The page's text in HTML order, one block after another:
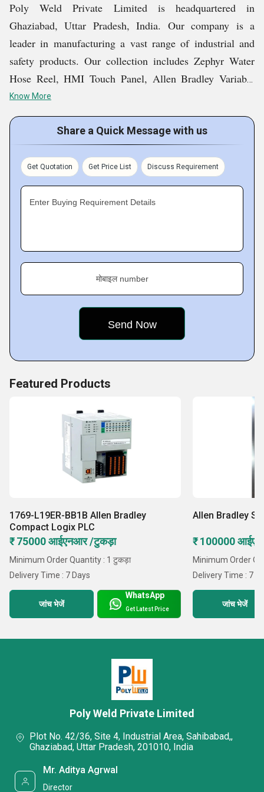
Poly Weld Private Limited is headquartered in
Ghaziabad, Uttar Pradesh, India. Our company is a
leader in manufacturing a vast range of industrial and
safety products. Our collection includes Zephyr Water
Hose Reel, HMI Touch Panel, Allen Bradley Variable
Frequency Drives, etc. We have carefully selected our
partners to procure the products that are worth our
customers money. Right from our very first deal in 2007,
we have been successful in attaining optimal client
satisfaction and are working hard to maintain this track
record in future too.
Know More
Share a Quick Message with us
Get Quotation Get Price List Discuss Requirement
Enter Buying Requirement Details
मोबाइल number
Featured Products
1769-L19ER-BB1B Allen Bradley
Compact Logix PLC
₹ 75000 आईएनआर /टुकड़ा
Minimum Order Quantity : 1 टुकड़ा
Delivery Time : 7 Days
जांच भेजें
WhatsApp
Get Latest Price
Allen Bradley
₹ 100000
Minimum Order
Delivery Time : 7
जांच भेजें
Poly Weld Private Limited
Plot No. 42/36, Site 4, Industrial Area, Sahibabad,,
Ghaziabad, Uttar Pradesh, 201010, India
Mr. Aditya Agrwal
Director